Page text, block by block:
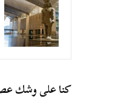
كنا على وشك